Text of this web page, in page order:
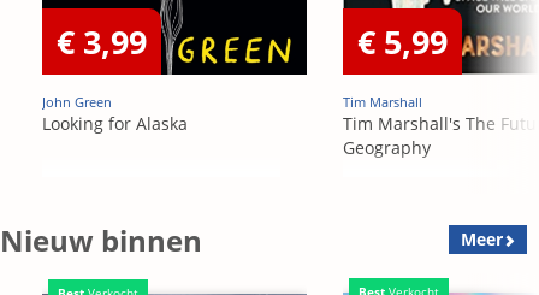
€ 3,99
John Green
Looking for Alaska
€ 5,99
Tim Marshall
Tim Marshall's The
Geography
Nieuw binnen Meer
Best Verkocht